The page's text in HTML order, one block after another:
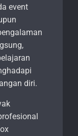
event
diri.